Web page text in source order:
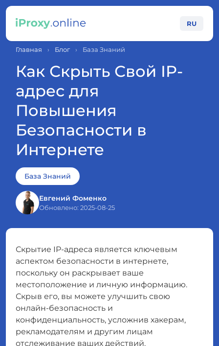
RU
Главная › Блог › База Знаний
Как Скрыть Свой IP-
адрес для
Повышения
Безопасности в
Интернете
База Знаний
Евгений Фоменко
Обновлено: 2025-08-25
Скрытие IP-адреса является ключевым
аспектом безопасности в интернете,
поскольку он раскрывает ваше
местоположение и личную информацию.
Скрыв его, вы можете улучшить свою
онлайн-безопасность и
конфиденциальность, усложнив хакерам,
рекламодателям и другим лицам
отслеживание ваших действий.